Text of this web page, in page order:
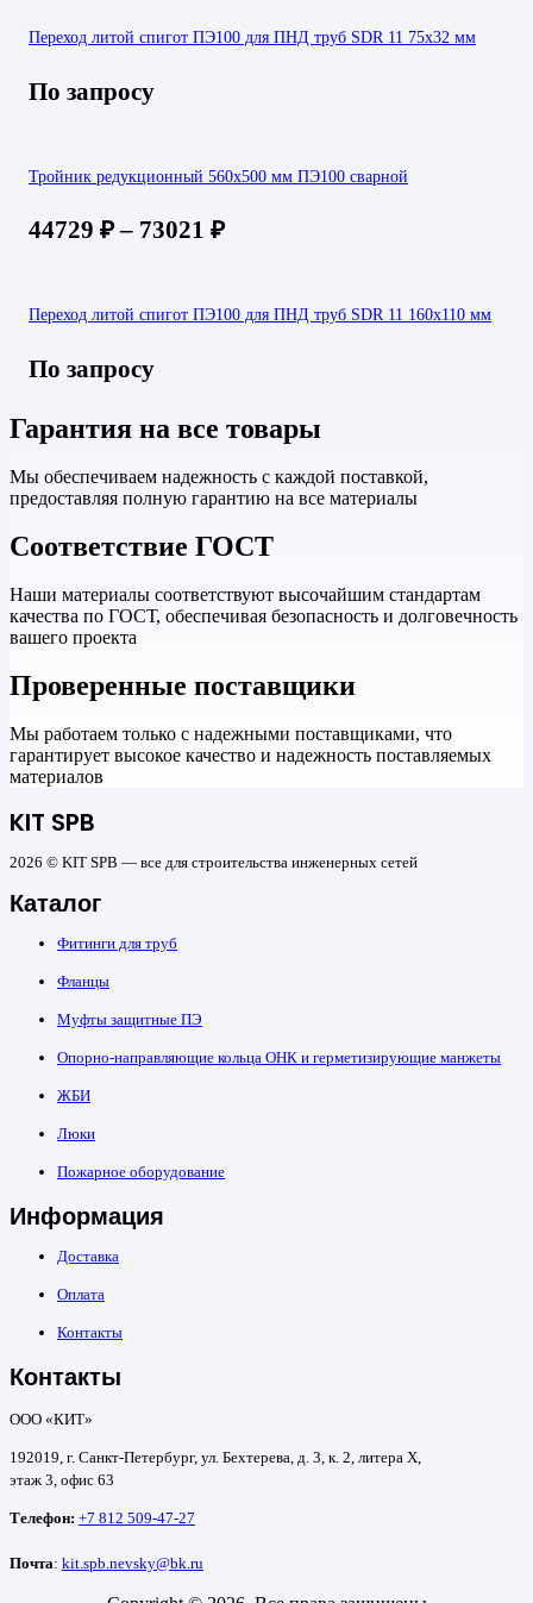
Переход литой спигот ПЭ100 для ПНД труб SDR 11 75х32 мм
По запросу
Тройник редукционный 560х500 мм ПЭ100 сварной
44729 ₽– 73021 ₽
Переход литой спигот ПЭ100 для ПНД труб SDR 11 160х110 мм
По запросу
Гарантия на все товары
Мы обеспечиваем надежность с каждой поставкой,
предоставляя полную гарантию на все материалы
Соответствие ГОСТ
Наши материалы соответствуют высочайшим стандартам
качества по ГОСТ, обеспечивая безопасность и долговечность
вашего проекта
Проверенные поставщики
Мы работаем только с надежными поставщиками, что
гарантирует высокое качество и надежность поставляемых
материалов
KIT SPB
2026 © KIT SPB — все для строительства инженерных сетей
Каталог
Фитинги для труб
Фланцы
Муфты защитные ПЭ
Опорно-направляющие кольца ОНК и герметизирующие манжеты
ЖБИ
Люки
Пожарное оборудование
Информация
Доставка
Оплата
Контакты
Контакты
ООО «КИТ»
192019, г. Санкт-Петербург, ул. Бехтерева, д. 3, к. 2, литера Х,
этаж 3, офис 63
Телефон: +7 812 509-47-27
Почта: kit.spb.nevsky@bk.ru